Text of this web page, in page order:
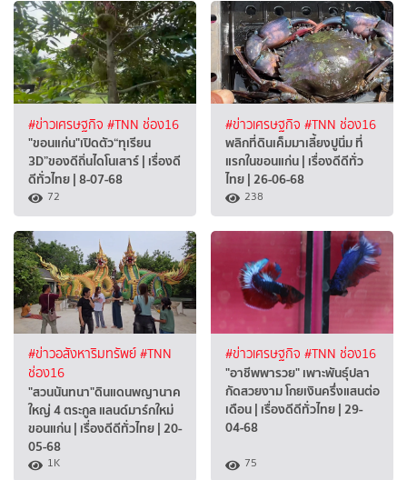
#ข่าวเศรษฐกิจ #TNN ช่อง16
"ขอนแก่น"เปิดตัว“ทุเรียน
3D”ของดีถิ่นไดโนเสาร์ | เรื่องดี
ดีทั่วไทย | 8-07-68
72
#ข่าวเศรษฐกิจ #TNN ช่อง16
พลิกที่ดินเค็มมาเลี้ยงปูนิ่ม ที่
แรกในขอนแก่น | เรื่องดีดีทั่ว
ไทย | 26-06-68
238
#ข่าวอสังหาริมทรัพย์#TNN
ช่อง16
"สวนนันทนา"ดินแดนพญานาค
ใหญ่ 4 ตระกูล แลนด์มาร์กใหม่
ขอนแก่น | เรื่องดีดีทั่วไทย | 20-
05-68
1K
#ข่าวเศรษฐกิจ #TNN ช่อง16
"อาชีพพารวย" เพาะพันธุ์ปลา
กัดสวยงาม โกยเงินครึ่งแสนต่อ
เดือน | เรื่องดีดีทั่วไทย | 29-
04-68
75